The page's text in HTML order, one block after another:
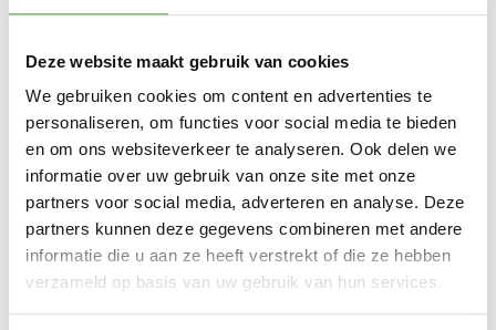
Deze website maakt gebruik van cookies
We gebruiken cookies om content en advertenties te
personaliseren, om functies voor social media te bieden
en om ons websiteverkeer te analyseren. Ook delen we
informatie over uw gebruik van onze site met onze
partners voor social media, adverteren en analyse. Deze
partners kunnen deze gegevens combineren met andere
informatie die u aan ze heeft verstrekt of die ze hebben
verzameld op basis van uw gebruik van hun services.